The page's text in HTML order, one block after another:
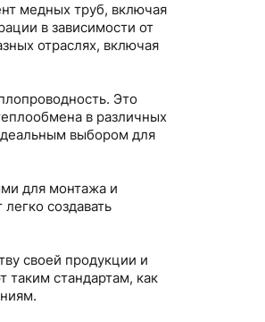
медных труб, включая
в зависимости от
отраслях, включая
Это
в различных
выбором для
для монтажа и
создавать
своей продукции и
стандартам, как